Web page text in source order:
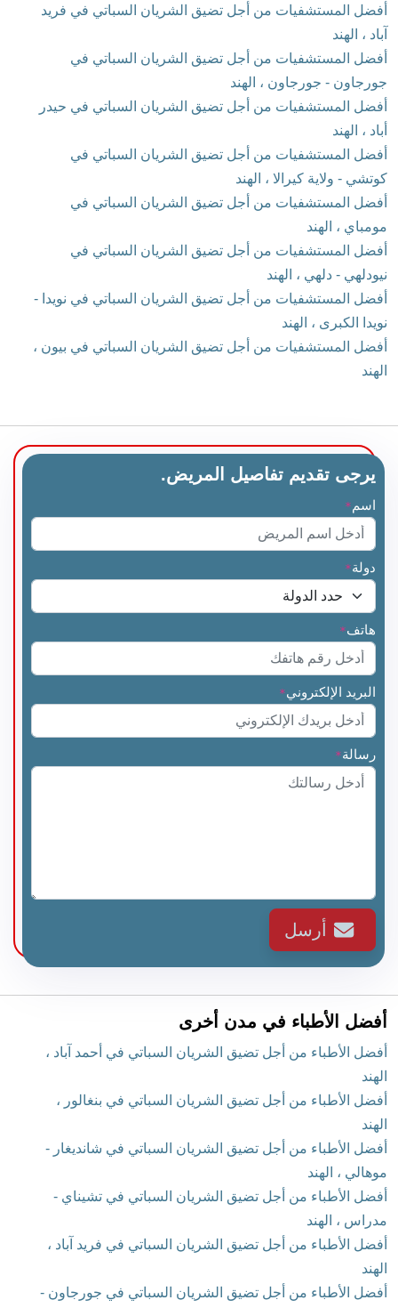
أفضل المستشفيات من أجل تضيق الشريان السباتي في فريد
آباد ، الهند
أفضل المستشفيات من أجل تضيق الشريان السباتي في
جورجاون - جورجاون ، الهند
أفضل المستشفيات من أجل تضيق الشريان السباتي في حيدر
أباد ، الهند
أفضل المستشفيات من أجل تضيق الشريان السباتي في
كوتشي - ولاية كيرالا ، الهند
أفضل المستشفيات من أجل تضيق الشريان السباتي في
مومباي ، الهند
أفضل المستشفيات من أجل تضيق الشريان السباتي في
نيودلهي - دلهي ، الهند
أفضل المستشفيات من أجل تضيق الشريان السباتي في نويدا -
نويدا الكبرى ، الهند
أفضل المستشفيات من أجل تضيق الشريان السباتي في بيون ،
الهند
يرجى تقديم تفاصيل المريض.
اسم *
دولة*
هاتف*
البريد الإلكتروني*
رسالة*
أرسل
أفضل الأطباء في مدن أخرى
أفضل الأطباء من أجل تضيق الشريان السباتي في أحمد آباد ،
الهند
أفضل الأطباء من أجل تضيق الشريان السباتي في بنغالور ،
الهند
أفضل الأطباء من أجل تضيق الشريان السباتي في شانديغار -
موهالي ، الهند
أفضل الأطباء من أجل تضيق الشريان السباتي في تشيناي -
مدراس ، الهند
أفضل الأطباء من أجل تضيق الشريان السباتي في فريد آباد ،
الهند
أفضل الأطباء من أجل تضيق الشريان السباتي في جورجاون -